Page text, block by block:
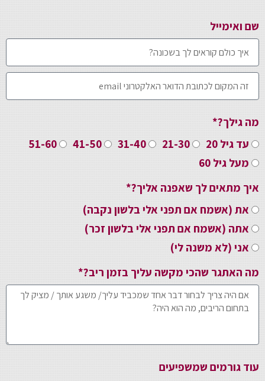
שם ואימייל
מה גילך?*
עד גיל 20
21-30
31-40
41-50
51-60
מעל גיל 60
איך מתאים לך שאפנה אליך?*
את (אשמח אם תפני אלי בלשון נקבה)
אתה (אשמח אם תפני אלי בלשון זכר)
אני (לא משנה לי)
מה האתגר שהכי מקשה עליך בזמן ריב?*
עוד גורמים שמשפיעים